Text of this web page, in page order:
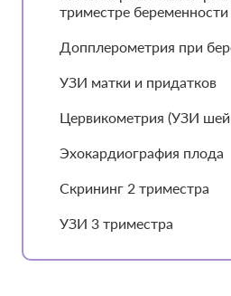
триместре беременности
Допплерометрия при
УЗИ матки и придатков
Цервикометрия (УЗИ
Эхокардиография плода
Скрининг 2 триместра
УЗИ 3 триместра